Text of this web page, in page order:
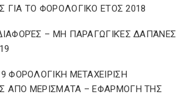
ΓΙΑ ΤΟ ΦΟΡΟΛΟΓΙΚΟ ΕΤΟΣ 2018
– ΜΗ ΠΑΡΑΓΩΓΙΚΈΣ ΔΑΠΆΝΕΣ
ΦΟΡΟΛΟΓΙΚΗ ΜΕΤΑΧΕΙΡΙΣΗ
ΑΠΟ ΜΕΡΙΣΜΑΤΑ – ΕΦΑΡΜΟΓΗ ΤΗΣ